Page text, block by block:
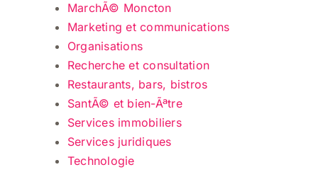
MarchÃ© Moncton
Marketing et communications
Organisations
Recherche et consultation
Restaurants, bars, bistros
SantÃ© et bien-Ãªtre
Services immobiliers
Services juridiques
Technologie